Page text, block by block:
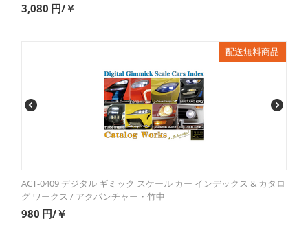
3,080 円/￥
配送無料商品
ACT-0409 デジタル ギミック スケール カー インデックス & カタロ
グ ワークス / アクパンチャー・竹中
980 円/￥